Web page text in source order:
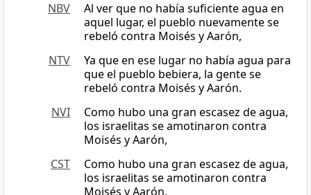
NBV
Al ver que no había suficiente agua en
aquel lugar, el pueblo nuevamente se
rebeló contra Moisés y Aarón,
NTV
Ya que en ese lugar no había agua para
que el pueblo bebiera, la gente se
rebeló contra Moisés y Aarón.
NVI
Como hubo una gran escasez de agua,
los israelitas se amotinaron contra
Moisés y Aarón,
CST
Como hubo una gran escasez de agua,
los israelitas se amotinaron contra
Moisés y Aarón,